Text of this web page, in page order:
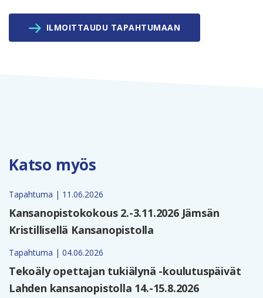
ILMOITTAUDU TAPAHTUMAAN
Katso myös
Tapahtuma | 11.06.2026
Kansanopistokokous 2.-3.11.2026 Jämsän
Kristillisellä Kansanopistolla
Tapahtuma | 04.06.2026
Tekoäly opettajan tukiälynä -koulutuspäivät
Lahden kansanopistolla 14.-15.8.2026